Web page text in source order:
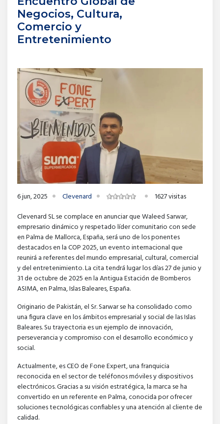
Negocios, Cultura,
Comercio y
Entretenimiento
6 jun, 2025 Clevenard
1627 visitas
Clevenard SL se complace en anunciar que Waleed Sarwar,
empresario dinámico y respetado líder comunitario con sede
en Palma de Mallorca, España, será uno de los ponentes
destacados en la COP 2025, un evento internacional que
reunirá a referentes del mundo empresarial, cultural, comercial
y del entretenimiento. La cita tendrá lugar los días 27 de junio y
31 de octubre de 2025 en la Antigua Estación de Bomberos
ASIMA, en Palma, Islas Baleares, España.
Originario de Pakistán, el Sr. Sarwar se ha consolidado como
una figura clave en los ámbitos empresarial y social de las Islas
Baleares. Su trayectoria es un ejemplo de innovación,
perseverancia y compromiso con el desarrollo económico y
social.
Actualmente, es CEO de Fone Expert, una franquicia
reconocida en el sector de teléfonos móviles y dispositivos
electrónicos. Gracias a su visión estratégica, la marca se ha
convertido en un referente en Palma, conocida por ofrecer
soluciones tecnológicas confiables y una atención al cliente de
calidad.